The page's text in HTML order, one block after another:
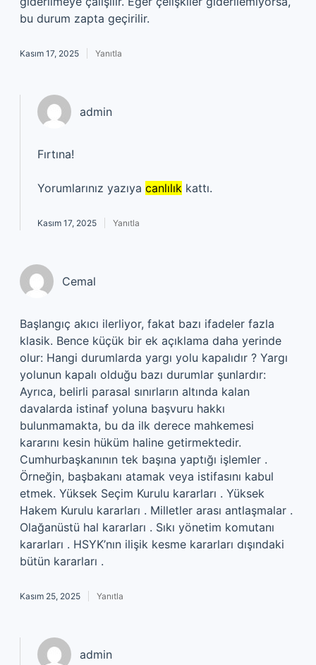
bu durum zapta geçirilir.
Kasım 17, 2025 Yanıtla
admin
Fırtına!
Yorumlarınız yazıya canlılık kattı.
Kasım 17, 2025 Yanıtla
Cemal
Başlangıç akıcı ilerliyor, fakat bazı ifadeler fazla
klasik. Bence küçük bir ek açıklama daha yerinde
olur: Hangi durumlarda yargı yolu kapalıdır ? Yargı
yolunun kapalı olduğu bazı durumlar şunlardır:
Ayrıca, belirli parasal sınırların altında kalan
davalarda istinaf yoluna başvuru hakkı
bulunmamakta, bu da ilk derece mahkemesi
kararını kesin hüküm haline getirmektedir.
Cumhurbaşkanının tek başına yaptığı işlemler .
Örneğin, başbakanı atamak veya istifasını kabul
etmek. Yüksek Seçim Kurulu kararları . Yüksek
Hakem Kurulu kararları . Milletler arası antlaşmalar .
Olağanüstü hal kararları . Sıkı yönetim komutanı
kararları . HSYK’nın ilişik kesme kararları dışındaki
bütün kararları .
Kasım 25, 2025 Yanıtla
admin